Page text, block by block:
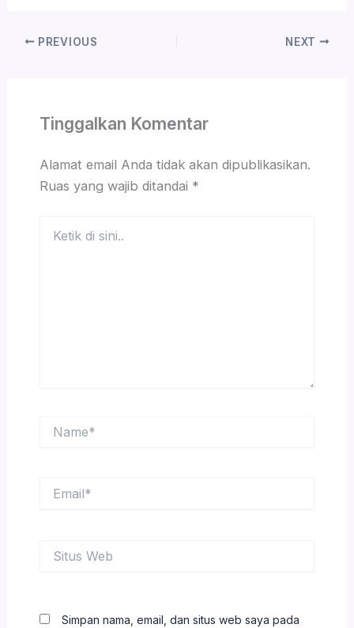
PREVIOUS NEXT
Tinggalkan Komentar
Alamat email Anda tidak akan dipublikasikan.
Ruas yang wajib ditandai *
Web
Simpan nama, email, dan situs web saya pada